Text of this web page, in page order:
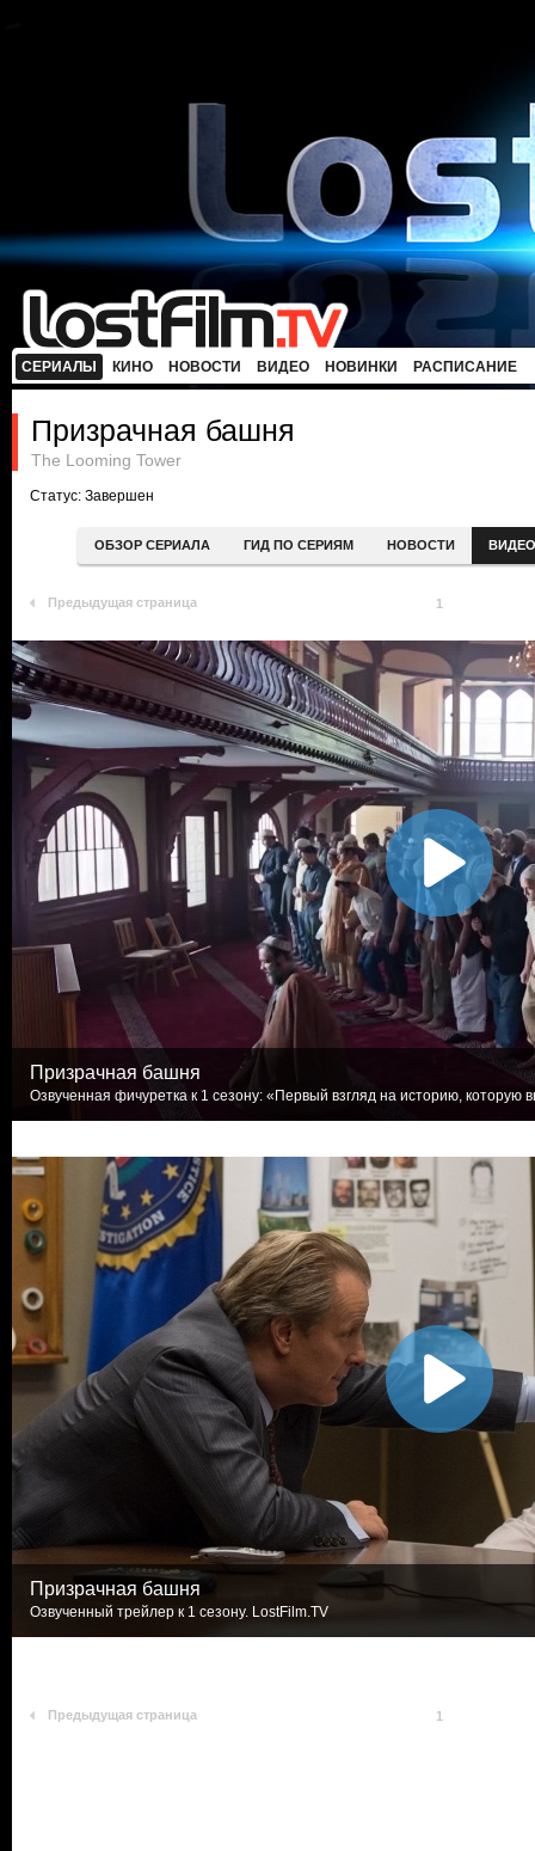
СЕРИАЛЫ КИНО НОВОСТИ ВИДЕО НОВИНКИ РАСПИСАНИЕ
Призрачная башня
The Looming Tower
Статус: Завершен
ОБЗОР СЕРИАЛА ГИД ПО СЕРИЯМ НОВОСТИ ВИДЕО
Предыдущая страница 1
Призрачная башня
Озвученная фичуретка к 1 сезону: «Первый взгляд на историю, которую
Призрачная башня
Озвученный трейлер к 1 сезону. LostFilm.TV
Предыдущая страница 1